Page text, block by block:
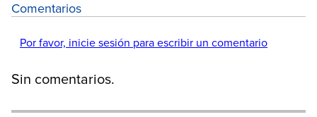
Comentarios
Por favor, inicie sesión para escribir un comentario
Sin comentarios.